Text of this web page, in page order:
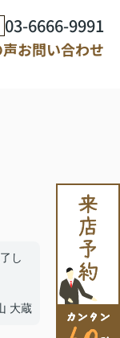
03-6666-9991
お問い合わせ
し
大蔵